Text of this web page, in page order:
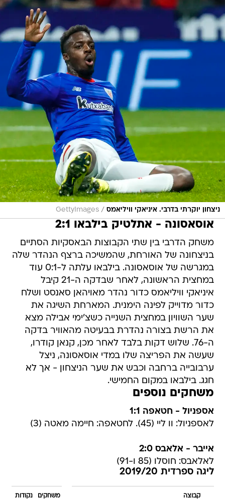
ניצחון יוקרתי בדרבי. איניאקי וויליאמס /
GettyImages
אוסאסונה - אתלטיק בילבאו 2:1
משחק הדרבי בין שתי הקבוצות הבאסקיות הסתיים
בניצחונה של האורחת, שהמשיכה ברצף הנהדר שלה
במגרשה של אוסאסונה. בילבאו עלתה ל-0:1 עוד
במחצית הראשונה, לאחר שבדקה ה-21 קיבל
איניאקי וויליאמס כדור נהדר מאויהאן סאנסט ושלח
כדור מדוייק לפינה הימנית. המארחת השיגה את
שער השוויון במחצית השנייה כשצ'ימי אבילה מצא
את הרשת בצורה נהדרת בבעיטה מהאוויר בדקה
ה-76. שלוש דקות בלבד לאחר מכן, קנאן קודרו,
שעשה את הפריצה שלו במדי אוסאסונה, ניצל
ערבובייה ברחבה וכבש את שער הניצחון - אך לא
חגג. בילבאו במקום החמישי.
משחקים נוספים
אספניול - חטאפה 1:1
לאספניול: וו ליי (45). לחטאפה: חיימה מאטה (3)
אייבר - אלאבס 2:0
לאלאבס: חוסלו (85 ו-91)
ליגה ספרדית 2019/20
קבוצה משחקים נקודות